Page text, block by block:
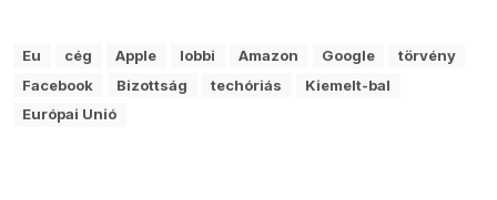
Eu cég Apple lobbi Amazon Google
törvény
Facebook
Bizottság techóriás
Kiemelt-bal
Európai Unió